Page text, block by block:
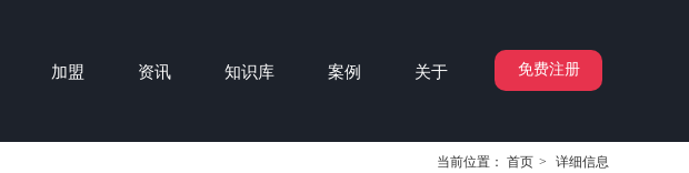
免费注册
加盟 资讯 知识库 案例 关于
当前位置： 首页 > 详细信息